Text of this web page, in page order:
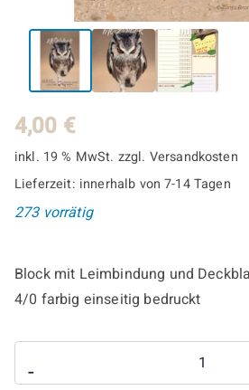
4,00 €
inkl. 19 % MwSt. zzgl. Versandkosten
Block mit Leimbindung und
4/0 farbig einseitig bedruckt
Lieferzeit: innerhalb von 7-14 Tagen
273 vorrätig
-
Motzblock